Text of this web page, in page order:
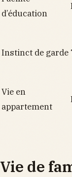
d’éducation
Instinct de garde
Vie en
appartement
Vie de